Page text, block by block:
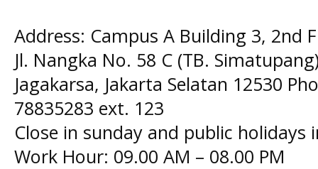
Address: Campus A Building 3, 2nd
Jl. Nangka No. 58 C (TB.
Jagakarsa, Jakarta Selatan 12530
78835283 ext. 123
Close in sunday and public holidays
Work Hour: 09.00 AM – 08.00 PM